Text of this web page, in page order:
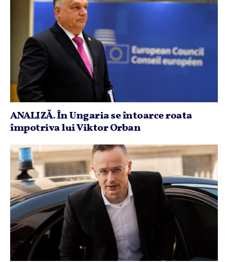
ANALIZĂ. În Ungaria se întoarce roata
împotriva lui Viktor Orban